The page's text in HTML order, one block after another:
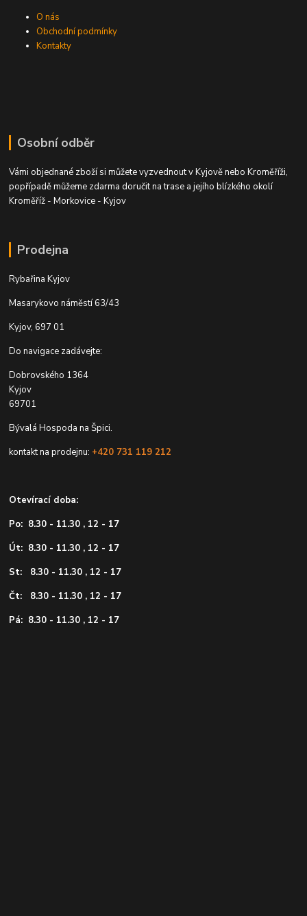
O nás
Obchodní podmínky
Kontakty
Osobní odběr
Vámi objednané zboží si můžete vyzvednout v Kyjově nebo Kroměříži,
popřípadě můžeme zdarma doručit na trase a jejího blízkého okolí
Kroměříž - Morkovice - Kyjov
Prodejna
Rybařina Kyjov
Masarykovo náměstí 63/43
Kyjov, 697 01
Do navigace zadávejte:
Dobrovského 1364
Kyjov
69701
Bývalá Hospoda na Špici.
kontakt na prodejnu: +420 731 119 212
Otevírací doba:
Po: 8.30 - 11.30 , 12 - 17
Út: 8.30 - 11.30 , 12 - 17
St: 8.30 - 11.30 , 12 - 17
Čt: 8.30 - 11.30 , 12 - 17
Pá: 8.30 - 11.30 , 12 - 17